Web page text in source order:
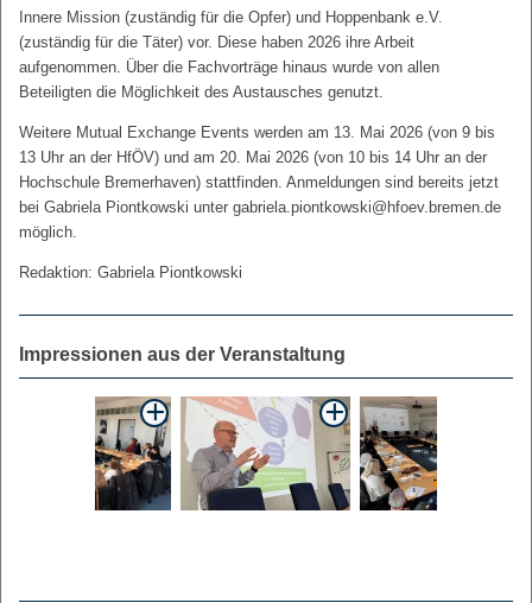
Innere Mission (zuständig für die Opfer) und Hoppenbank e.V.
(zuständig für die Täter) vor. Diese haben 2026 ihre Arbeit
aufgenommen. Über die Fachvorträge hinaus wurde von allen
Beteiligten die Möglichkeit des Austausches genutzt.
Weitere Mutual Exchange Events werden am 13. Mai 2026 (von 9 bis
13 Uhr an der HfÖV) und am 20. Mai 2026 (von 10 bis 14 Uhr an der
Hochschule Bremerhaven) stattfinden. Anmeldungen sind bereits jetzt
bei Gabriela Piontkowski unter gabriela.piontkowski@hfoev.bremen.de
möglich.
Redaktion: Gabriela Piontkowski
Impressionen aus der Veranstaltung